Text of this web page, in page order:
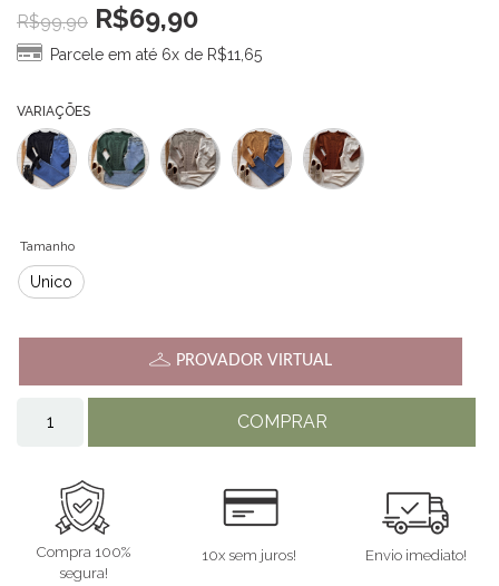
R$99,90 R$69,90
Parcele em até 6x de R$11,65
VARIAÇÕES
Tamanho
Único
PROVADOR VIRTUAL
COMPRAR
Compra 100%
segura!
10x sem juros! Envio imediato!